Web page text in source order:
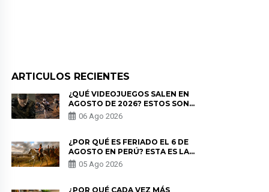
ARTICULOS RECIENTES
¿QUÉ VIDEOJUEGOS SALEN EN
AGOSTO DE 2026? ESTOS SON
LOS ESTRENOS MÁS ESPERADOS
06 Ago 2026
¿POR QUÉ ES FERIADO EL 6 DE
AGOSTO EN PERÚ? ESTA ES LA
HISTORIA
05 Ago 2026
¿POR QUÉ CADA VEZ MÁS